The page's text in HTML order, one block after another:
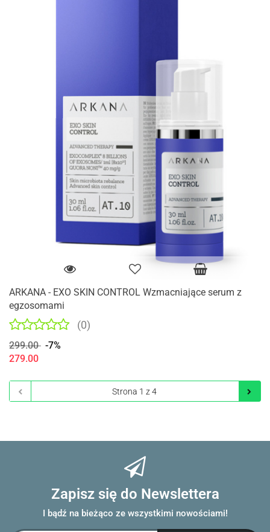
ARKANA - EXO SKIN CONTROL Wzmacniające serum z
egzosomami
(0)
299.00 -7%
279.00
Zapisz się do Newslettera
I bądź na bieżąco ze wszystkimi nowościami!